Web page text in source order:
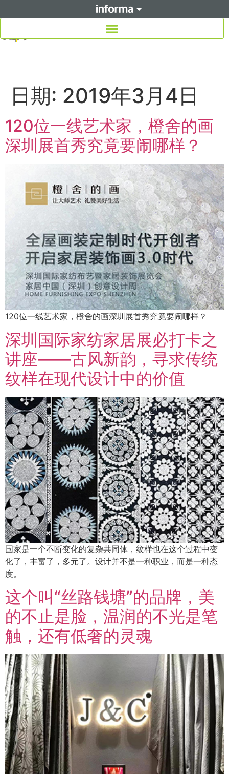
日期: 2019年3月4日
120位一线艺术家，橙舍的画
深圳展首秀究竟要闹哪样？
120位一线艺术家，橙舍的画深圳展首秀究竟要闹哪样？
深圳国际家纺家居展必打卡之
讲座——古风新韵，寻求传统
纹样在现代设计中的价值
国家是一个不断变化的复杂共同体，纹样也在这个过程中变
化了，丰富了，多元了。设计并不是一种职业，而是一种态
度。
这个叫“丝路钱塘”的品牌，美
的不止是脸，温润的不光是笔
触，还有低奢的灵魂